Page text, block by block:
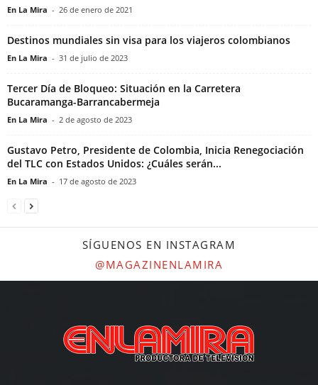
En La Mira - 26 de enero de 2021
Destinos mundiales sin visa para los viajeros colombianos
En La Mira - 31 de julio de 2023
Tercer Día de Bloqueo: Situación en la Carretera
Bucaramanga-Barrancabermeja
En La Mira - 2 de agosto de 2023
Gustavo Petro, Presidente de Colombia, Inicia Renegociación
del TLC con Estados Unidos: ¿Cuáles serán...
En La Mira - 17 de agosto de 2023
SÍGUENOS EN INSTAGRAM
@MAGAZINENLAMIRA